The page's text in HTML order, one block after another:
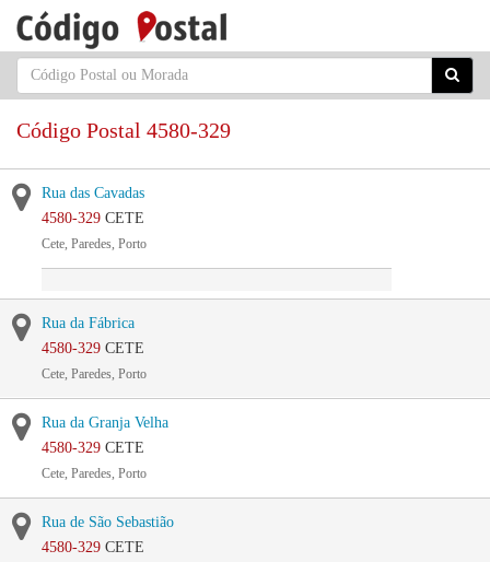
Código Postal 4580-329
Rua das Cavadas
4580-329 CETE
Cete, Paredes, Porto
Rua da Fábrica
4580-329 CETE
Cete, Paredes, Porto
Rua da Granja Velha
4580-329 CETE
Cete, Paredes, Porto
Rua de São Sebastião
4580-329 CETE